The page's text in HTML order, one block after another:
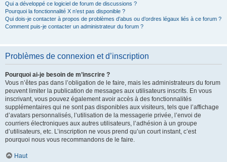
Qui a développé ce logiciel de forum de discussions ?
Pourquoi la fonctionnalité X n’est pas disponible ?
Qui dois-je contacter à propos de problèmes d’abus ou d’ordres légaux liés à ce forum ?
Comment puis-je contacter un administrateur du forum ?
Problèmes de connexion et d’inscription
Pourquoi ai-je besoin de m’inscrire ?
Vous n’êtes pas dans l’obligation de le faire, mais les administrateurs du forum
peuvent limiter la publication de messages aux utilisateurs inscrits. En vous
inscrivant, vous pouvez également avoir accès à des fonctionnalités
supplémentaires qui ne sont pas disponibles aux visiteurs, tels que l’affichage
d’avatars personnalisés, l’utilisation de la messagerie privée, l’envoi de
courriers électroniques aux autres utilisateurs, l’adhésion à un groupe
d’utilisateurs, etc. L’inscription ne vous prend qu’un court instant, c’est
pourquoi nous vous recommandons de le faire.
Haut